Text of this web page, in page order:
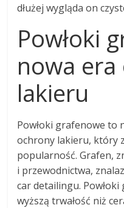
dłużej wygląda on
Powłoki
nowa
lakieru
Powłoki grafenowe to
ochrony lakieru, który
popularność. Grafen,
i przewodnictwa,
car detailingu.
wyższą trwałość niż